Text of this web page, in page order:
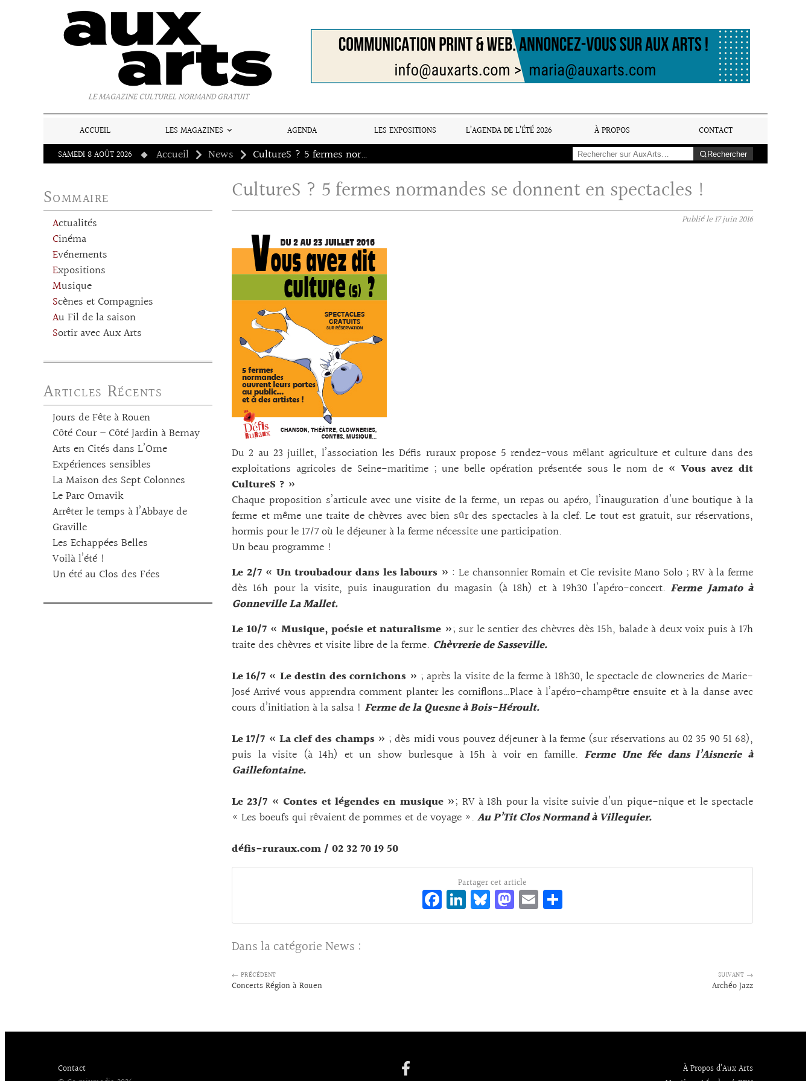
LE MAGAZINE CULTUREL NORMAND GRATUIT
ACCUEIL LES MAGAZINES AGENDA LES EXPOSITIONS L’AGENDA DE L’ÉTÉ 2026 À PROPOS
CONTACT
SAMEDI 8 AOÛT 2026
Accueil News CultureS ? 5 fermes normandes se donnent en spectacles ! Rechercher
Sommaire
Actualités
Cinéma
Evénements
Expositions
Musique
Scènes et Compagnies
Au Fil de la saison
Sortir avec Aux Arts
Articles Récents
Jours de Fête à Rouen
Côté Cour – Côté Jardin à Bernay
Arts en Cités dans L’Orne
Expériences sensibles
La Maison des Sept Colonnes
Le Parc Ornavik
Arrêter le temps à l’Abbaye de
Graville
Les Echappées Belles
Voilà l’été !
Un été au Clos des Fées
CultureS ? 5 fermes normandes se donnent en spectacles !
Publié le17 juin 2016
Du 2 au 23 juillet, l’association les Défis ruraux propose 5 rendez-vous mêlant agriculture et culture dans des
exploitations agricoles de Seine-maritime ; une belle opération présentée sous le nom de « Vous avez dit
CultureS ? »
Chaque proposition s’articule avec une visite de la ferme, un repas ou apéro, l’inauguration d’une boutique à la
ferme et même une traite de chèvres avec bien sûr des spectacles à la clef. Le tout est gratuit, sur réservations,
hormis pour le 17/7 où le déjeuner à la ferme nécessite une participation.
Un beau programme !
Le 2/7 « Un troubadour dans les labours » : Le chansonnier Romain et Cie revisite Mano Solo ; RV à la ferme
dès 16h pour la visite, puis inauguration du magasin (à 18h) et à 19h30 l’apéro-concert. Ferme Jamato à
Gonneville La Mallet.
Le 10/7 « Musique, poésie et naturalisme »; sur le sentier des chèvres dès 15h, balade à deux voix puis à 17h
traite des chèvres et visite libre de la ferme. Chèvrerie de Sasseville.
Le 16/7 « Le destin des cornichons » ; après la visite de la ferme à 18h30, le spectacle de clowneries de Marie-
José Arrivé vous apprendra comment planter les corniflons…Place à l’apéro-champêtre ensuite et à la danse avec
cours d’initiation à la salsa ! Ferme de la Quesne à Bois-Héroult.
Le 17/7 « La clef des champs » ; dès midi vous pouvez déjeuner à la ferme (sur réservations au 02 35 90 51 68),
puis la visite (à 14h) et un show burlesque à 15h à voir en famille. Ferme Une fée dans l’Aisnerie à
Gaillefontaine.
Le 23/7 « Contes et légendes en musique »; RV à 18h pour la visite suivie d’un pique-nique et le spectacle
« Les boeufs qui rêvaient de pommes et de voyage ». Au P’Tit Clos Normand à Villequier.
défis-ruraux.com / 02 32 70 19 50
Partager cet article
Fa
ce
Li
n
Bl
ue
M
as
E
m rt
Dans la catégorie News :
← PRÉCÉDENT
Concerts Région à Rouen
SUIVANT →
Archéo Jazz
Contact
À Propos d’Aux Arts
Panneau de gestion des cookies